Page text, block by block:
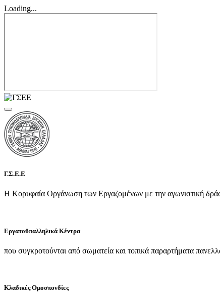
Loading...
Γ.Σ.Ε.Ε
Η Κορυφαία Οργάνωση των Εργαζομένων με την αγωνιστική
Εργατοϋπαλληλικά Κέντρα
που συγκροτούνται από σωματεία και τοπικά παραρτήματα
Κλαδικές Ομοσπονδίες